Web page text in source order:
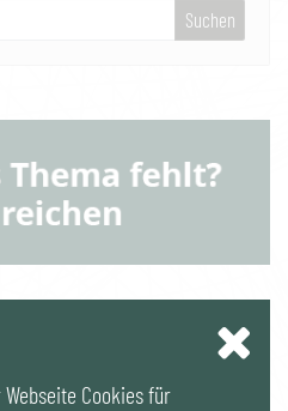
Suchen
Cookies für